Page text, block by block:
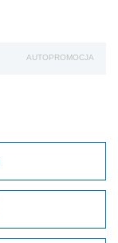
AUTOPROMOCJA